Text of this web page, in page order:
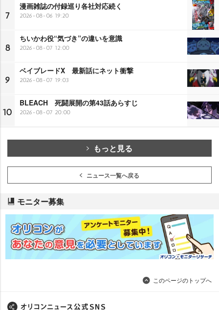
7
漫画雑誌の付録巡り各社対応続く
2026-08-06 19:20
8
ちいかわ役“気づき”の違いを意識
2026-08-07 12:00
9
ベイブレードX 最新話にネット衝撃
2026-08-07 19:03
10
BLEACH 死闘展開の第43話あらすじ
2026-08-07 20:00
もっと見る
ニュース一覧へ戻る
モニター募集
このページのトップへ